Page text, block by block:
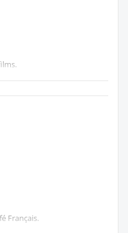
du monde', avec notamment
avant.
Français.